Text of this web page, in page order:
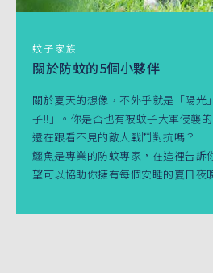
蚊子家族
關於防蚊的5個小夥伴
關於夏天的想像，不外乎就是「陽光
子!!」。你是否也有被蚊子大軍侵襲
還在跟看不見的敵人戰鬥對抗嗎？
鱷魚是專業的防蚊專家，在這裡告訴
望可以協助你擁有每個安睡的夏日夜